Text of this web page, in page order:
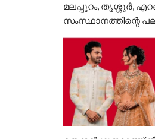
മലപ്പുറം, തൃശ്ശൂർ,
സംസ്ഥാനത്തിന്റെ